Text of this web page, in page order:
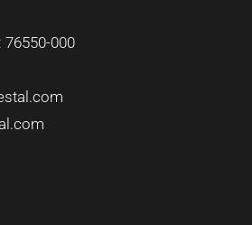
76550-000